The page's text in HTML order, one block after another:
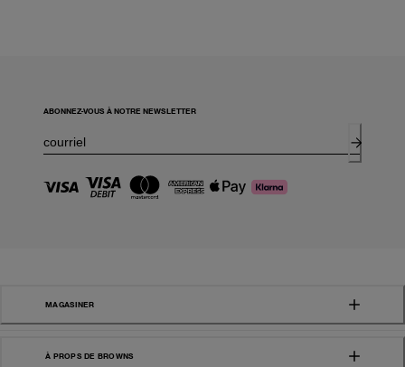
ABONNEZ-VOUS À NOTRE NEWSLETTER
MAGASINER
À PROPS DE BROWNS